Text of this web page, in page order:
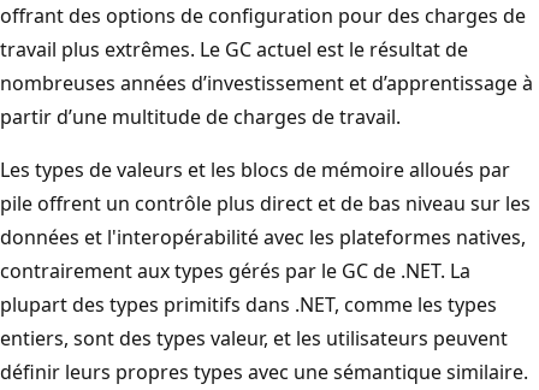
offrant des options de configuration pour des charges de
travail plus extrêmes. Le GC actuel est le résultat de
nombreuses années d’investissement et d’apprentissage à
partir d’une multitude de charges de travail.
Les types de valeurs et les blocs de mémoire alloués par
pile offrent un contrôle plus direct et de bas niveau sur les
données et l'interopérabilité avec les plateformes natives,
contrairement aux types gérés par le GC de .NET. La
plupart des types primitifs dans .NET, comme les types
entiers, sont des types valeur, et les utilisateurs peuvent
définir leurs propres types avec une sémantique similaire.